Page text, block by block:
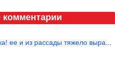
комментарии
и из рассады тяжело вырастить!